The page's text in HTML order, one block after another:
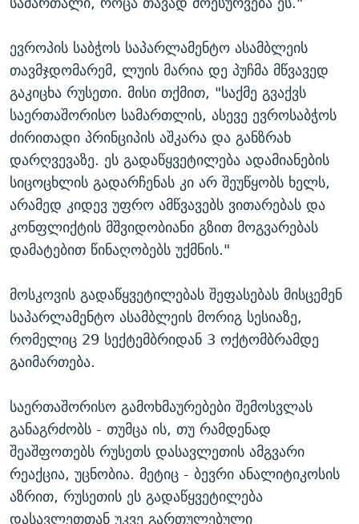
ევროპის საბჭოს საპარლამენტო ასამბლეის
თავმჯდომარემ, ლუის მარია დე პუჩმა მწვავედ
გაკიცხა რუსეთი. მისი თქმით, "საქმე გვაქვს
საერთაშორისო სამართლის, ასევე ევროსაბჭოს
ძირითადი პრინციპის აშკარა და განზრახ
დარღვევაზე. ეს გადაწყვეტილება ადამიანების
სიცოცხლის გადარჩენას კი არ შეუწყობს ხელს,
არამედ კიდევ უფრო ამწვავებს ვითარებას და
კონფლიქტის მშვიდობიანი გზით მოგვარებას
დამატებით წინაღობებს უქმნის."
მოსკოვის გადაწყვეტილებას შეფასებას მისცემენ
საპარლამენტო ასამბლეის მორიგ სესიაზე,
რომელიც 29 სექტემბრიდან 3 ოქტომბრამდე
გაიმართება.
საერთაშორისო გამოხმაურებები შემოსვლას
განაგრძობს - თუმცა ის, თუ რამდენად
შეაშფოთებს რუსეთს დასავლეთის ამგვარი
რეაქცია, უცნობია. მეტიც - ბევრი ანალიტიკოსის
აზრით, რუსეთის ეს გადაწყვეტილება
დასავლეთთან უკვე გართულებული